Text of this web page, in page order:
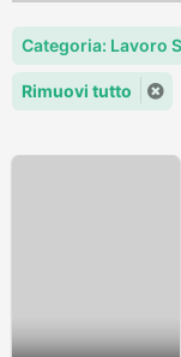
Categoria: Lavoro
Rimuovi tutto